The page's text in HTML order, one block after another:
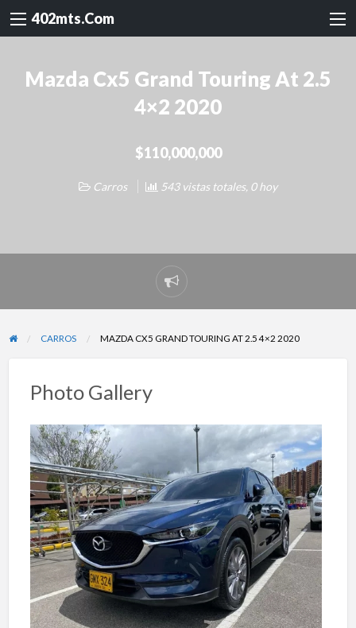
402mts.Com
Mazda Cx5 Grand Touring At 2.5
4×2 2020
$110,000,000
Carros 543 vistas totales, 0 hoy
Reportar
problema
CARROS MAZDA CX5 GRAND TOURING AT 2.5 4×2 2020
Photo Gallery